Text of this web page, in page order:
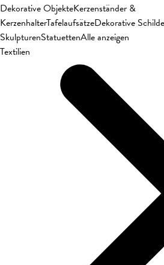
Dekorative ObjekteKerzenständer &
KerzenhalterTafelaufsätzeDekorative
SkulpturenStatuettenAlle anzeigen
Textilien